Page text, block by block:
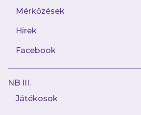
Mérkőzések
Hírek
Facebook
NB III.
Játékosok